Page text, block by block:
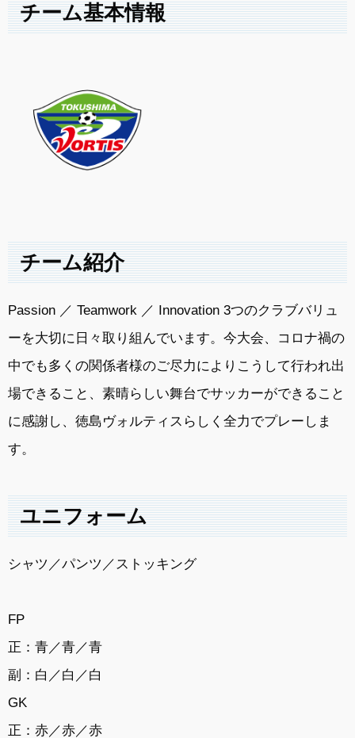
チーム基本情報
チーム紹介
Passion ／ Teamwork ／ Innovation 3つのクラブバリュ
ーを大切に日々取り組んでいます。今大会、コロナ禍の
中でも多くの関係者様のご尽力によりこうして行われ出
場できること、素晴らしい舞台でサッカーができること
に感謝し、徳島ヴォルティスらしく全力でプレーしま
す。
ユニフォーム
シャツ／パンツ／ストッキング
FP
正：青／青／青
副：白／白／白
GK
正：赤／赤／赤